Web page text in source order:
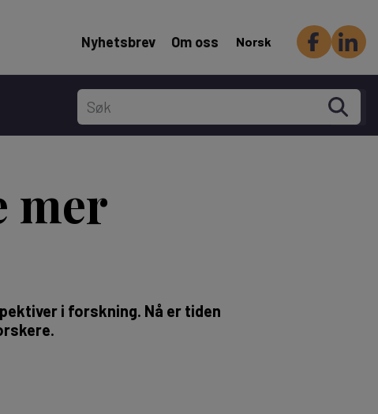
Header Secondary menu
Nyhetsbrev Om oss Norsk
mer
i forskning. Nå er tiden